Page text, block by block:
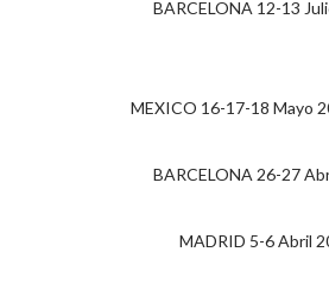
BARCELONA 12-13
MEXICO 16-17-18 Mayo
BARCELONA 26-27
MADRID 5-6 Abril